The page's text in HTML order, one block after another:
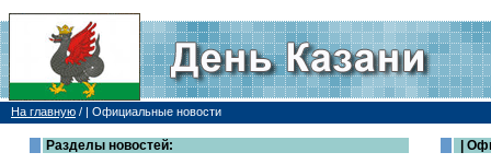
На главную / | Официальные новости
Разделы новостей: |